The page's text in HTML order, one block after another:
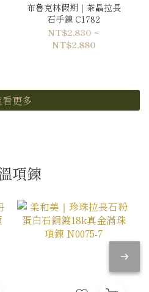
布魯克林假期｜茶晶拉長
石手鍊 C1782
NT$2,830 ~
NT$2,880
更多
項鍊